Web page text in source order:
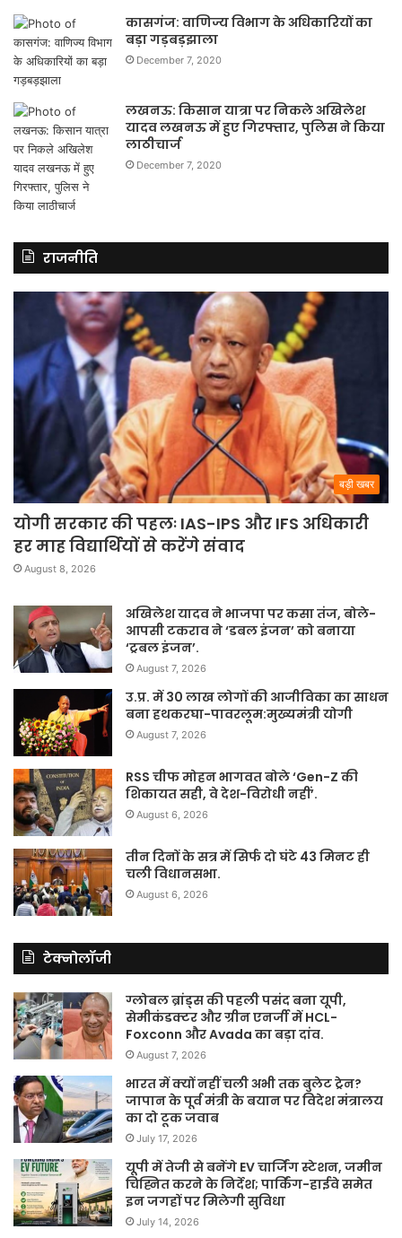
कासगंज: वाणिज्य विभाग के अधिकारियों का
बड़ा गड़बड़झाला
December 7, 2020
लखनऊ: किसान यात्रा पर निकले अखिलेश
यादव लखनऊ में हुए गिरफ्तार, पुलिस ने किया
लाठीचार्ज
December 7, 2020
राजनीति
बड़ी खबर
योगी सरकार की पहलः IAS-IPS और IFS अधिकारी
हर माह विद्यार्थियों से करेंगे संवाद
August 8, 2026
अखिलेश यादव ने भाजपा पर कसा तंज, बोले-
आपसी टकराव ने ‘डबल इंजन’ को बनाया
‘ट्रबल इंजन’.
August 7, 2026
उ.प्र. में 30 लाख लोगों की आजीविका का साधन
बना हथकरघा-पावरलूम:मुख्यमंत्री योगी
August 7, 2026
RSS चीफ मोहन भागवत बोले ‘Gen-Z की
शिकायत सही, वे देश-विरोधी नहीं’.
August 6, 2026
तीन दिनों के सत्र में सिर्फ दो घंटे 43 मिनट ही
चली विधानसभा.
August 6, 2026
टेक्नोलॉजी
ग्लोबल ब्रांड्स की पहली पसंद बना यूपी,
सेमीकंडक्टर और ग्रीन एनर्जी में HCL-
Foxconn और Avada का बड़ा दांव.
August 7, 2026
भारत में क्यों नहीं चली अभी तक बुलेट ट्रेन?
जापान के पूर्व मंत्री के बयान पर विदेश मंत्रालय
का दो टूक जवाब
July 17, 2026
यूपी में तेजी से बनेंगे EV चार्जिंग स्टेशन, जमीन
चिह्नित करने के निर्देश; पार्किंग-हाईवे समेत
इन जगहों पर मिलेगी सुविधा
July 14, 2026